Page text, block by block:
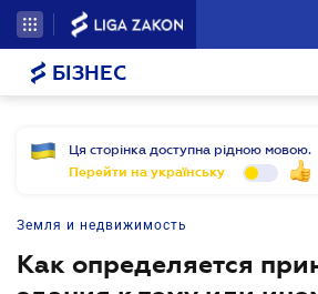
БІЗНЕС
Ця сторінка доступна рідною мовою.
Перейти на українську
Земля и недвижимость
Как определяется